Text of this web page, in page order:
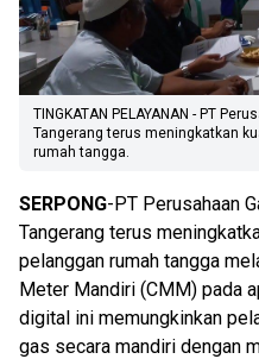
TINGKATAN PELAYANAN - PT
Tangerang terus meningkatkan
rumah tangga.
SERPONG-PT Perusahaan
Tangerang terus
pelanggan rumah tangga
Meter Mandiri (CMM) pada
digital ini memungkinkan
gas secara mandiri dengan